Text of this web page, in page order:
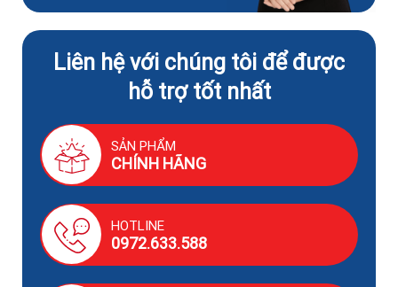
Liên hệ với chúng tôi để được
hỗ trợ tốt nhất
SẢN PHẨM
CHÍNH HÃNG
HOTLINE
0972.633.588